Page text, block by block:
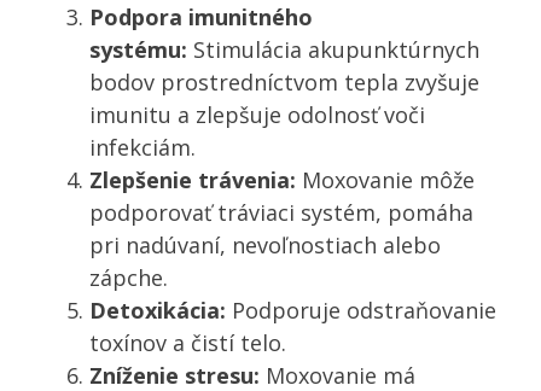
Podpora imunitného
systému: Stimulácia akupunktúrnych
bodov prostredníctvom tepla zvyšuje
imunitu a zlepšuje odolnosť voči
infekciám.
Zlepšenie trávenia: Moxovanie môže
podporovať tráviaci systém, pomáha
pri nadúvaní, nevoľnostiach alebo
zápche.
Detoxikácia: Podporuje odstraňovanie
toxínov a čistí telo.
Zníženie stresu: Moxovanie má